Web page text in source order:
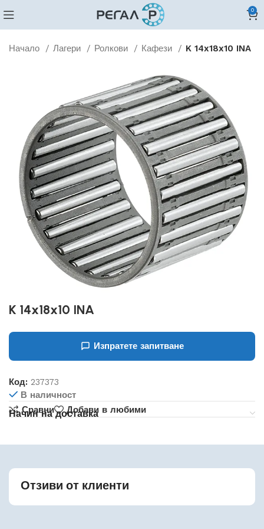
0
Начало Лагери Ролкови Кафези K 14x18x10 INA
K 14x18x10 INA
Изпратете запитване
Код:237373
В наличност
Сравни
Добави в любими
Начин на доставка
Отзиви от клиенти